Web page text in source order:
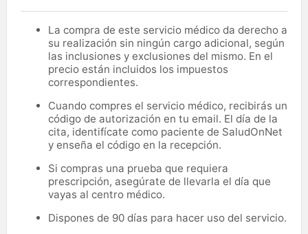
La compra de este servicio médico da derecho a
su realización sin ningún cargo adicional, según
las inclusiones y exclusiones del mismo. En el
precio están incluidos los impuestos
correspondientes.
Cuando compres el servicio médico, recibirás un
código de autorización en tu email. El día de la
cita, identifícate como paciente de SaludOnNet
y enseña el código en la recepción.
Si compras una prueba que requiera
prescripción, asegúrate de llevarla el día que
vayas al centro médico.
Dispones de 90 días para hacer uso del servicio.